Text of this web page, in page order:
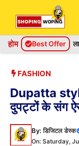
content
होम Best Offer
FASHION
Dupatta
दुपट्टों के संग
By:डिजिटल डेस्क
On: Saturday,